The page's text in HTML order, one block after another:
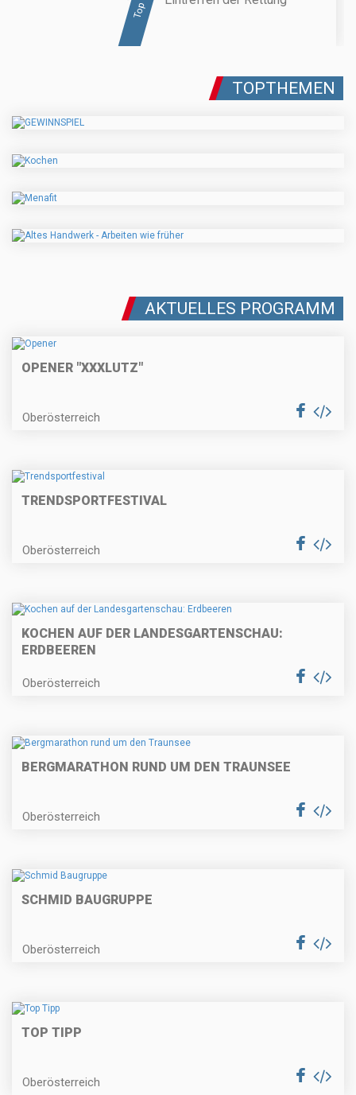
Top
TOPTHEMEN
AKTUELLES PROGRAMM
OPENER "XXXLUTZ"
Oberösterreich
TRENDSPORTFESTIVAL
Oberösterreich
KOCHEN AUF DER LANDESGARTENSCHAU:
ERDBEEREN
Oberösterreich
BERGMARATHON RUND UM DEN TRAUNSEE
Oberösterreich
SCHMID BAUGRUPPE
Oberösterreich
TOP TIPP
Oberösterreich